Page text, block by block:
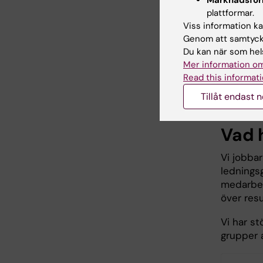
Vi gör
med
Vad
Vi
över
Vi har
grupper
plattformar.
Viss information
Genom att
Du kan när som
Mer information
Read this
Tillåt endast